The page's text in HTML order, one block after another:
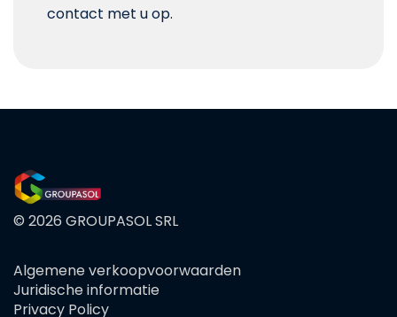
contact met u op.
© 2026 GROUPASOL SRL
FOOTER
MENU
Algemene verkoopvoorwaarden
Juridische informatie
Privacy Policy